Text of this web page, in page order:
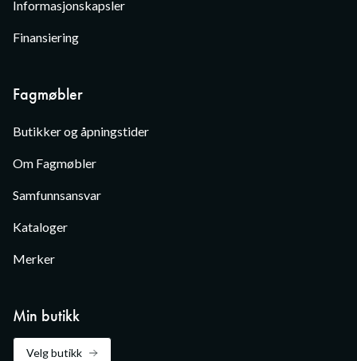
Informasjonskapsler
Finansiering
Fagmøbler
Butikker og åpningstider
Om Fagmøbler
Samfunnsansvar
Kataloger
Merker
Min butikk
Velg butikk